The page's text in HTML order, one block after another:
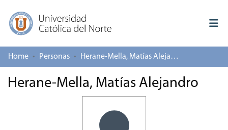
Log In
Communities & Collections
Home Personas Herane-Mella, Matías Alejandro
Herane-Mella, Matías Alejandro